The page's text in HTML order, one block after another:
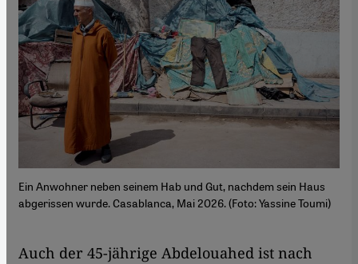
Ein Anwohner neben seinem Hab und Gut, nachdem sein Haus
abgerissen wurde. Casablanca, Mai 2026. (Foto: Yassine Toumi)
Auch der 45-jährige Abdelouahed ist nach